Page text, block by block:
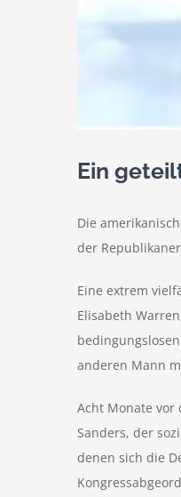
Ein
Die
der
Eine extrem
Elisabeth
anderen Mann
Acht Monate vor
Sanders, der
denen sich die